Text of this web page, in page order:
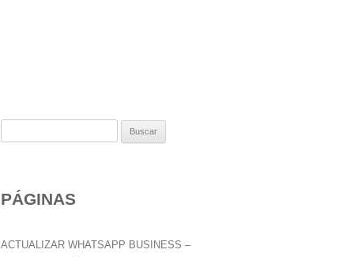
a
:
PÁGINAS
ACTUALIZAR WHATSAPP BUSINESS –